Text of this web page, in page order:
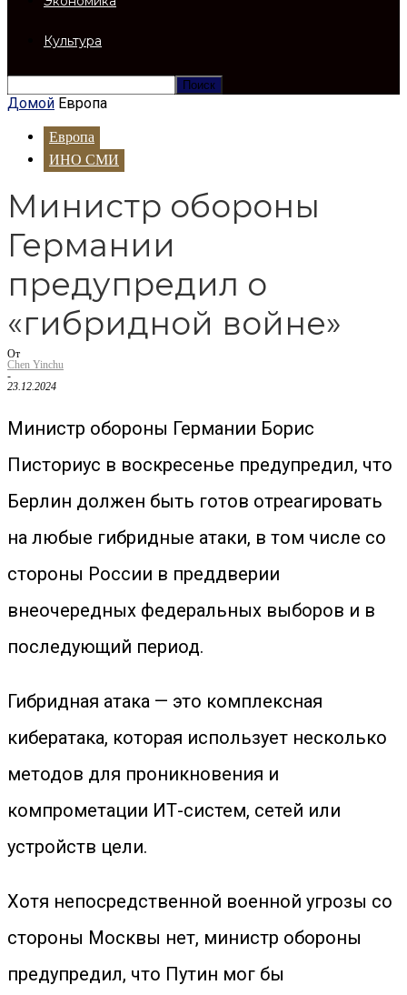
Культура
Домой Европа
Европа
ИНО СМИ
Министр обороны
Германии
предупредил о
«гибридной войне»
От
Chen Yinchu
-
23.12.2024
Министр обороны Германии Борис
Писториус в воскресенье предупредил, что
Берлин должен быть готов отреагировать
на любые гибридные атаки, в том числе со
стороны России в преддверии
внеочередных федеральных выборов и в
последующий период.
Гибридная атака — это комплексная
кибератака, которая использует несколько
методов для проникновения и
компрометации ИТ-систем, сетей или
устройств цели.
Хотя непосредственной военной угрозы со
стороны Москвы нет, министр обороны
предупредил, что Путин мог бы